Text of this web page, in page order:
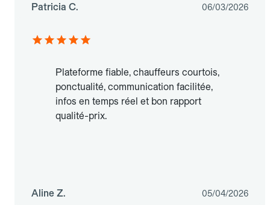
Patricia C. 06/03/2026
Plateforme fiable, chauffeurs courtois,
ponctualité, communication facilitée,
infos en temps réel et bon rapport
qualité-prix.
Aline Z. 05/04/2026